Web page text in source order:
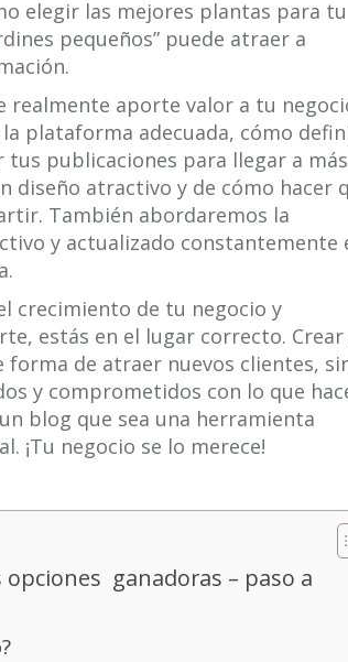
elegir las mejores plantas para tu
pequeños” puede atraer a
realmente aporte valor a tu
plataforma adecuada, cómo
publicaciones para llegar a más
diseño atractivo y de cómo hacer
También abordaremos la
y actualizado constantemente
crecimiento de tu negocio y
estás en el lugar correcto. Crear
de atraer nuevos clientes,
y comprometidos con lo que
blog que sea una herramienta
¡Tu negocio se lo merece!
ganadoras – paso a